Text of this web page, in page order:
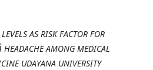
AS RISK FACTOR FOR
HEADACHE AMONG MEDICAL
UDAYANA UNIVERSITY